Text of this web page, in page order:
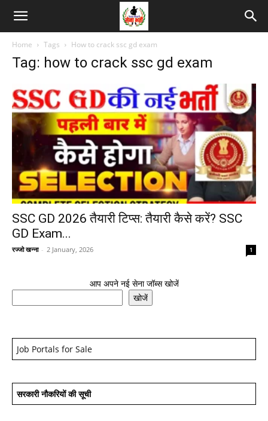
Home Tags How to crack ssc gd exam
Tag: how to crack ssc gd exam
SSC GD 2026 तैयारी टिप्स: तैयारी कैसे करें? SSC
GD Exam...
रज्जो खन्ना - 2 January, 2026 1
आप अपने नई सेना जॉब्स खोजें
खोजें
Job Portals for Sale
सरकारी नौकरियों की सूची